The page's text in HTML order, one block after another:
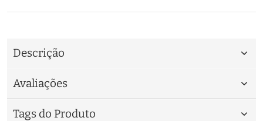
Descrição
Avaliações
Tags do Produto